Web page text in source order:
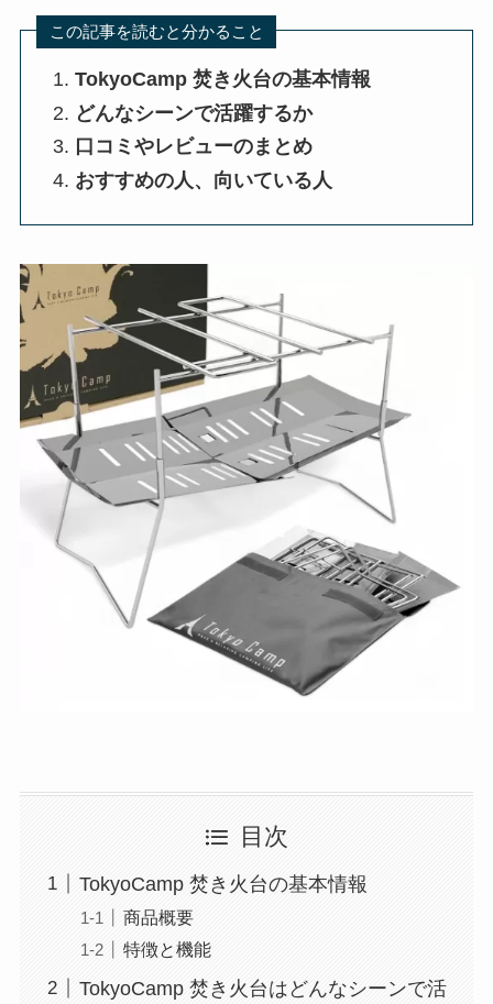
この記事を読むと分かること
TokyoCamp 焚き火台の基本情報
どんなシーンで活躍するか
口コミやレビューのまとめ
おすすめの人、向いている人
目次
TokyoCamp 焚き火台の基本情報
商品概要
特徴と機能
TokyoCamp 焚き火台はどんなシーンで活